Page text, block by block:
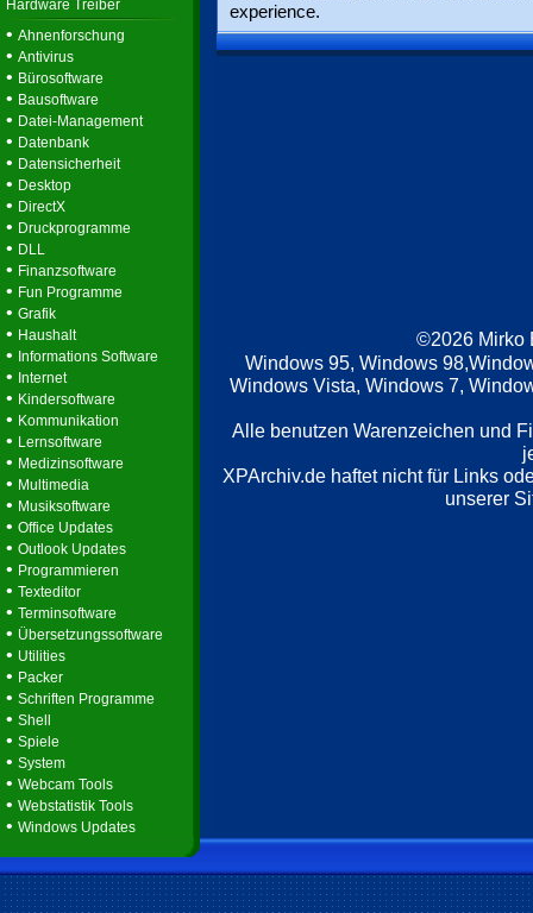
Hardware Treiber
• Ahnenforschung
• Antivirus
• Bürosoftware
• Bausoftware
• Datei-Management
• Datenbank
• Datensicherheit
• Desktop
• DirectX
• Druckprogramme
• DLL
• Finanzsoftware
• Fun Programme
• Grafik
• Haushalt
• Informations Software
• Internet
• Kindersoftware
• Kommunikation
• Lernsoftware
• Medizinsoftware
• Multimedia
• Musiksoftware
• Office Updates
• Outlook Updates
• Programmieren
• Texteditor
• Terminsoftware
• Übersetzungssoftware
• Utilities
• Packer
• Schriften Programme
• Shell
• Spiele
• System
• Webcam Tools
• Webstatistik Tools
• Windows Updates
experience.
©2026 Mirko
Windows 95, Windows
Windows Vista, Windows 7,
Alle benutzen Warenzeichen und
XPArchiv.de haftet nicht für Links
unserer